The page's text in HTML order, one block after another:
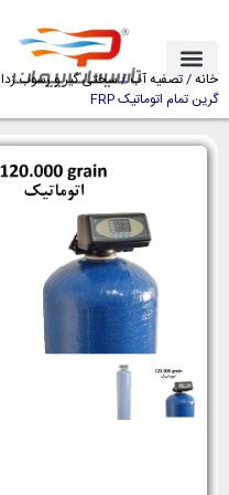
خانه/تصفیه آب/سختی گیر و رسوب زدا
گرین تمام اتوماتیک FRP